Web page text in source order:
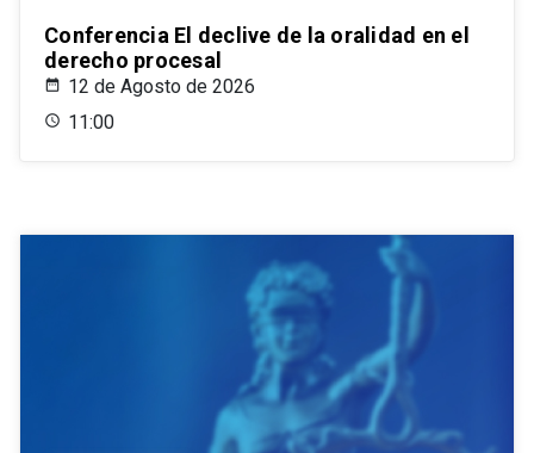
Conferencia El declive de la oralidad en el
derecho procesal
12 de Agosto de 2026
11:00